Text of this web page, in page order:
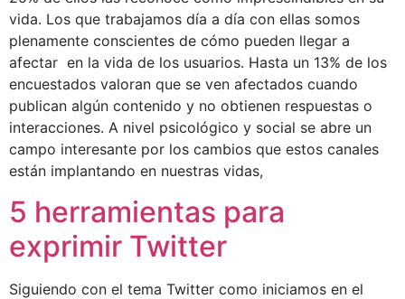
vida. Los que trabajamos día a día con ellas somos
plenamente conscientes de cómo pueden llegar a
afectar en la vida de los usuarios. Hasta un 13% de los
encuestados valoran que se ven afectados cuando
publican algún contenido y no obtienen respuestas o
interacciones. A nivel psicológico y social se abre un
campo interesante por los cambios que estos canales
están implantando en nuestras vidas,
5 herramientas para
exprimir Twitter
Siguiendo con el tema Twitter como iniciamos en el